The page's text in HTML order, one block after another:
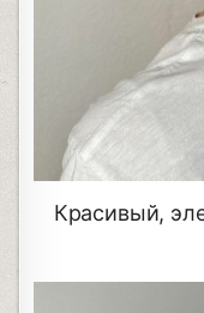
Красивый,